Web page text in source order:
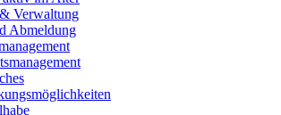
Verwaltung
Abmeldung